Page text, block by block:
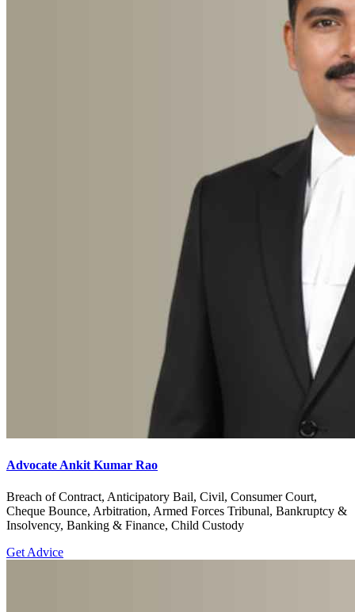
Advocate Ankit Kumar Rao
Breach of Contract, Anticipatory Bail, Civil, Consumer Court,
Cheque Bounce, Arbitration, Armed Forces Tribunal, Bankruptcy &
Insolvency, Banking & Finance, Child Custody
Get Advice